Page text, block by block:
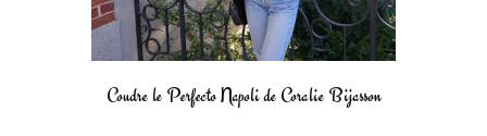
Coudre le Perfecto Napoli de Coralie Bijasson